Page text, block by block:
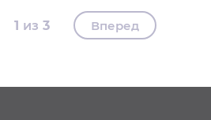
1 3 Вперед